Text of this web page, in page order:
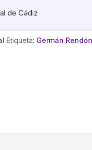
de Cádiz
Etiqueta: Germán Rendón